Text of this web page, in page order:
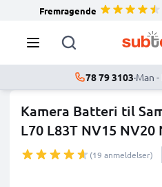
Fremragende
78 79 3103·Man -
Kamera Batteri til
L70 L83T NV15 NV20
(19 anmeldelser)